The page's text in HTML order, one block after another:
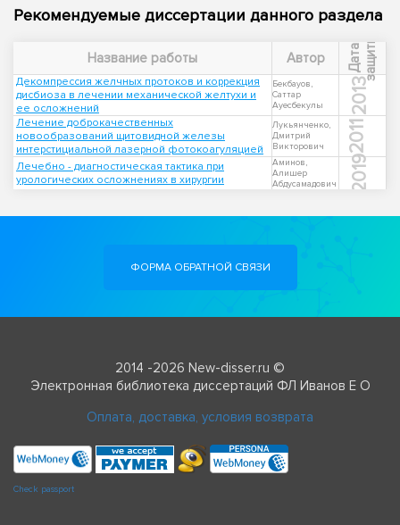
Рекомендуемые диссертации данного раздела
Название работы Автор Д
а
т
а
з
а
щ
и
т ы
Декомпрессия желчных протоков и коррекция
дисбиоза в лечении механической желтухи и
ее осложнений
Бекбауов,
Саттар
Ауесбекулы
2013
Лечение доброкачественных
новообразований щитовидной железы
интерстициальной лазерной фотокоагуляцией
Лукьянченко,
Дмитрий
Викторович
2011
Лечебно - диагностическая тактика при
урологических осложнениях в хирургии
Аминов,
Алишер
Абдусамадович
2019
ФОРМА ОБРАТНОЙ СВЯЗИ
2014 -2026 New-disser.ru ©
Электронная библиотека диссертаций ФЛ Иванов Е О
Оплата, доставка, условия возврата
Check passport